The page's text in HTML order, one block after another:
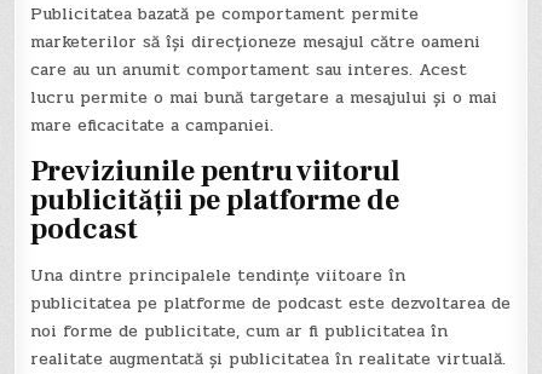
Publicitatea bazată pe comportament permite
marketerilor să își direcționeze mesajul către oameni
care au un anumit comportament sau interes. Acest
lucru permite o mai bună targetare a mesajului și o mai
mare eficacitate a campaniei.
Previziunile pentru viitorul
publicității pe platforme de
podcast
Una dintre principalele tendințe viitoare în
publicitatea pe platforme de podcast este dezvoltarea de
noi forme de publicitate, cum ar fi publicitatea în
realitate augmentată și publicitatea în realitate virtuală.